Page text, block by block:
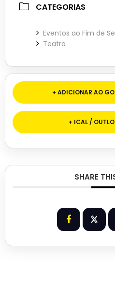
CATEGORIAS
Eventos ao Fim de
Teatro
+ ADICIONAR AO
+ ICAL /
SHARE